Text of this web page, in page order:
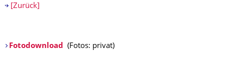
[Zurück]
Fotodownload (Fotos: privat)